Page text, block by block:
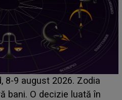
ASCUNS până
din Casa Iubirii